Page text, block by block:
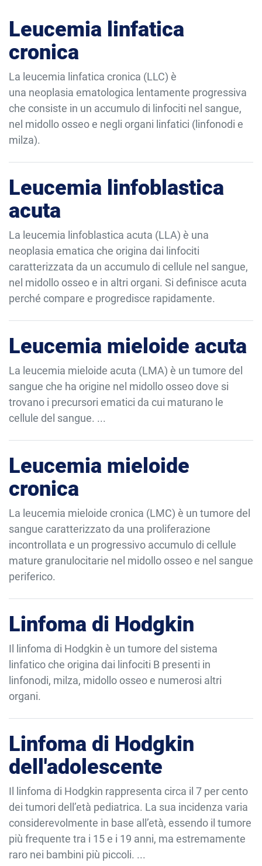
Leucemia linfatica
cronica
La leucemia linfatica cronica (LLC) è
una neoplasia ematologica lentamente progressiva
che consiste in un accumulo di linfociti nel sangue,
nel midollo osseo e negli organi linfatici (linfonodi e
milza).
Leucemia linfoblastica
acuta
La leucemia linfoblastica acuta (LLA) è una
neoplasia ematica che origina dai linfociti
caratterizzata da un accumulo di cellule nel sangue,
nel midollo osseo e in altri organi. Si definisce acuta
perché compare e progredisce rapidamente.
Leucemia mieloide acuta
La leucemia mieloide acuta (LMA) è un tumore del
sangue che ha origine nel midollo osseo dove si
trovano i precursori ematici da cui maturano le
cellule del sangue. ...
Leucemia mieloide
cronica
La leucemia mieloide cronica (LMC) è un tumore del
sangue caratterizzato da una proliferazione
incontrollata e un progressivo accumulo di cellule
mature granulocitarie nel midollo osseo e nel sangue
periferico.
Linfoma di Hodgkin
Il linfoma di Hodgkin è un tumore del sistema
linfatico che origina dai linfociti B presenti in
linfonodi, milza, midollo osseo e numerosi altri
organi.
Linfoma di Hodgkin
dell'adolescente
Il linfoma di Hodgkin rappresenta circa il 7 per cento
dei tumori dell’età pediatrica. La sua incidenza varia
considerevolmente in base all’età, essendo il tumore
più frequente tra i 15 e i 19 anni, ma estremamente
raro nei bambini più piccoli. ...